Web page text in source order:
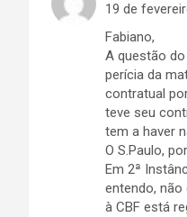
19 de
Fabiano,
A questão
perícia da
contratual
teve seu
tem a haver
O S.Paulo,
Em 2ª
entendo,
à CBF está